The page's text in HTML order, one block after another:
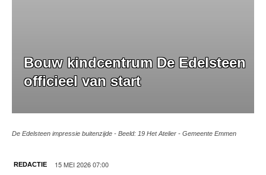
Bouw kindcentrum De Edelsteen
officieel van start
De Edelsteen impressie buitenzijde - Beeld: 19 Het Atelier - Gemeente Emmen
REDACTIE 15 MEI 2026 07:00